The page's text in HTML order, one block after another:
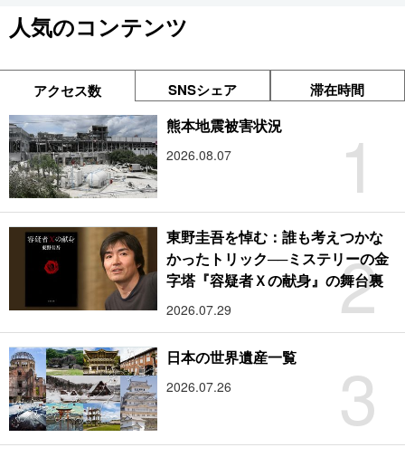
人気のコンテンツ
アクセス数 SNSシェア 滞在時間
1
熊本地震被害状況
2026.08.07
2
東野圭吾を悼む：誰も考えつかな
かったトリック──ミステリーの金
字塔『容疑者Ｘの献身』の舞台裏
2026.07.29
3
日本の世界遺産一覧
2026.07.26